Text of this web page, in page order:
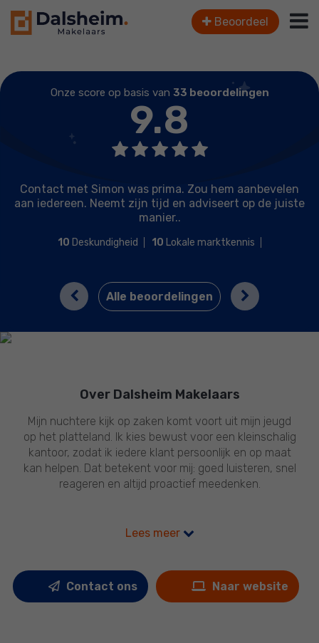
Beoordeel
Onze score op basis van 33 beoordelingen
9.8
Contact met Simon was prima. Zou hem aanbevelen
aan iedereen. Neemt zijn tijd en adviseert op de juiste
manier..
10 Deskundigheid 10 Lokale marktkennis
PreviousAlle beoordelingen Next
Over Dalsheim Makelaars
Mijn nuchtere kijk op zaken komt voort uit mijn jeugd
op het platteland. Ik kies bewust voor een kleinschalig
kantoor, zodat ik iedere klant persoonlijk en op maat
kan helpen. Dat betekent voor mij: goed luisteren, snel
reageren en altijd proactief meedenken.
Als geregistreerd NVM-makelaar en taxateur heb ik
Lees meer
Contact ons Naar website